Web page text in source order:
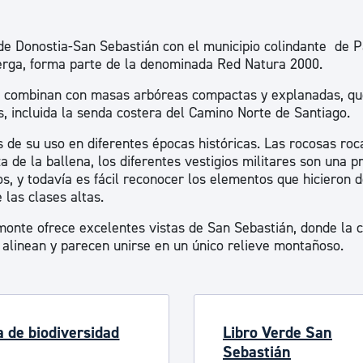
Tablón de anuncios oficiales
Portal de transparencia
Donostia-San Sebastián con el municipio colindante de
forma parte de la denominada Red Natura 2000.
con masas arbóreas compactas y explanadas,
la senda costera del Camino Norte de Santiago.
su uso en diferentes épocas históricas. Las rocosas
de la ballena, los diferentes vestigios militares son una
y todavía es fácil reconocer los elementos que hicieron
las clases altas.
ofrece excelentes vistas de San Sebastián, donde la
y parecen unirse en un único relieve montañoso.
de biodiversidad
Libro Verde San
Sebastián